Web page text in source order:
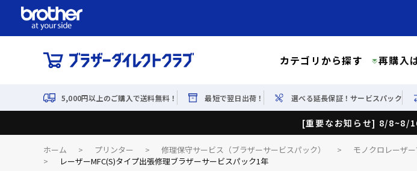
カテゴリから探す 再購入
5,000円以上のご購入で送料無料！ 最短で翌日出荷！ 選べる延長保証！サービスパック
[重要なお知らせ] 8/8~8/
ホーム > プリンター > 修理保守サービス（ブラザーサービスパック） > モノクロレーザ
>
レーザーMFC(S)タイプ出張修理ブラザーサービスパック1年